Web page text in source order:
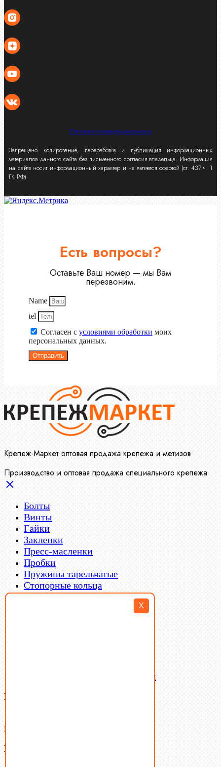
X
Политика конфиденциальности
Запрещено копирование, переработка и публикация информационных
материалов данного сайта без письменного согласия владельца. Информация
на сайте носит информационный характер и не является офертой (ст. 437 ч. 1
ГК РФ).
Есть вопросы?
Оставьте Ваш номер — мы Вам
перезвоним.
Name
tel
Согласен с условиями обработки моих
персональных данных.
Отправить
Крепеж-Маркет оптовая продажа крепежа и метизов
Производство и оптовая продажа специального крепежа
Болты
Винты
Гайки
Заклепки
Пресс-масленки
Пробки
Пружины тарельчатые
Стопорные кольца
Такелаж
Латунный и бронзовый крепеж
Ваша корзина
В корзине нет товаров.
Поиск